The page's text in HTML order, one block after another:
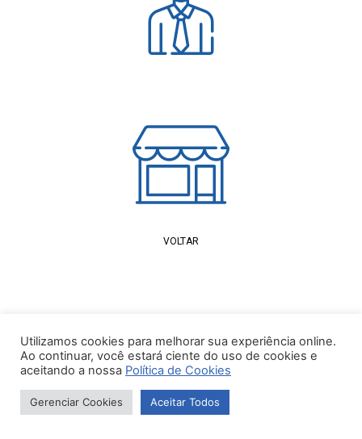
VOLTAR
Utilizamos cookies para melhorar sua experiência online.
Ao continuar, você estará ciente do uso de cookies e
aceitando a nossa Política de Cookies
Gerenciar Cookies Aceitar Todos